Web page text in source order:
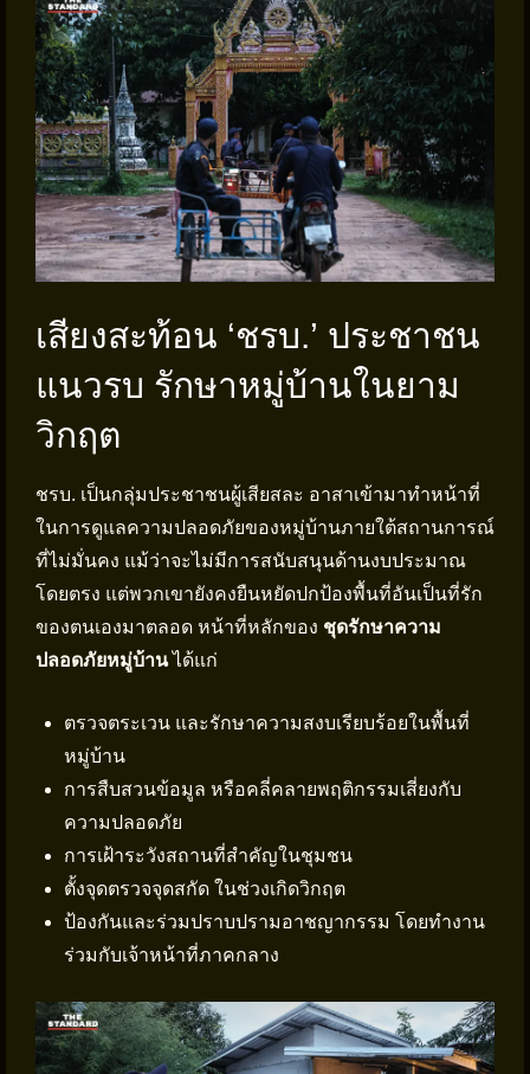
เสียงสะท้อน ‘ชรบ.’ ประชาชน
แนวรบ รักษาหมู่บ้านในยาม
วิกฤต
ชรบ. เป็นกลุ่มประชาชนผู้เสียสละ อาสาเข้ามาทำหน้าที่
ในการดูแลความปลอดภัยของหมู่บ้านภายใต้สถานการณ์
ที่ไม่มั่นคง แม้ว่าจะไม่มีการสนับสนุนด้านงบประมาณ
โดยตรง แต่พวกเขายังคงยืนหยัดปกป้องพื้นที่อันเป็นที่รัก
ของตนเองมาตลอด หน้าที่หลักของ ชุดรักษาความ
ปลอดภัยหมู่บ้านได้แก่
ตรวจตระเวน และรักษาความสงบเรียบร้อยในพื้นที่
หมู่บ้าน
การสืบสวนข้อมูล หรือคลี่คลายพฤติกรรมเสี่ยงกับ
ความปลอดภัย
การเฝ้าระวังสถานที่สำคัญในชุมชน
ตั้งจุดตรวจจุดสกัด ในช่วงเกิดวิกฤต
ป้องกันและร่วมปราบปรามอาชญากรรม โดยทำงาน
ร่วมกับเจ้าหน้าที่ภาคกลาง